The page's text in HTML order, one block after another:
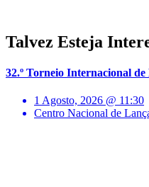
Talvez Esteja
32.º Torneio Internacional de
1 Agosto, 2026 @ 11:30
Centro Nacional de